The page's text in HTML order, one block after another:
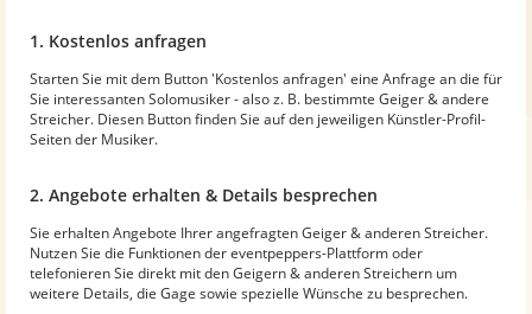
1. Kostenlos anfragen
Starten Sie mit dem Button 'Kostenlos anfragen' eine Anfrage an die für
Sie interessanten Solomusiker - also z. B. bestimmte Geiger & andere
Streicher. Diesen Button finden Sie auf den jeweiligen Künstler-Profil-
Seiten der Musiker.
2. Angebote erhalten & Details besprechen
Sie erhalten Angebote Ihrer angefragten Geiger & anderen Streicher.
Nutzen Sie die Funktionen der eventpeppers-Plattform oder
telefonieren Sie direkt mit den Geigern & anderen Streichern um
weitere Details, die Gage sowie spezielle Wünsche zu besprechen.